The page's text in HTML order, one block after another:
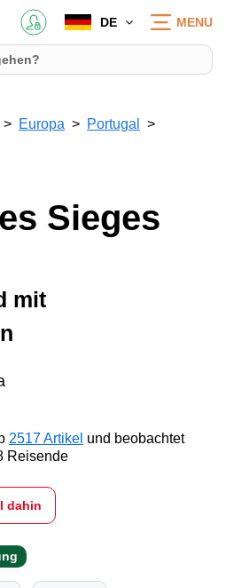
DE MENU
Europa Portugal
Sieges
mit
2517 Artikel und beobachtet
Reisende
dahin